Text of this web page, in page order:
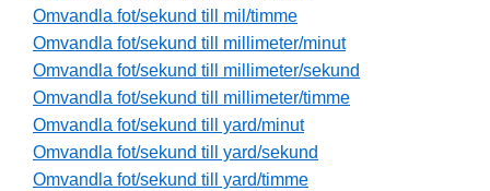
Omvandla fot/sekund till mil/timme
Omvandla fot/sekund till millimeter/minut
Omvandla fot/sekund till millimeter/sekund
Omvandla fot/sekund till millimeter/timme
Omvandla fot/sekund till yard/minut
Omvandla fot/sekund till yard/sekund
Omvandla fot/sekund till yard/timme